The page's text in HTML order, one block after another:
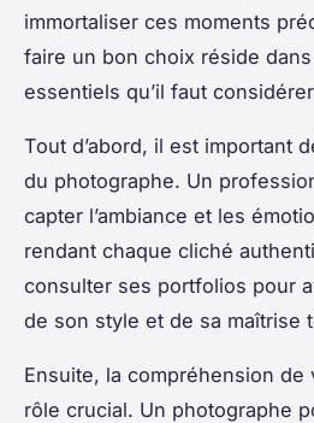
immortaliser ces moments
faire un bon choix réside
essentiels qu’il faut
Tout d’abord, il est important
du photographe. Un
capter l’ambiance et les
rendant chaque cliché
consulter ses portfolios pour
de son style et de sa maîtrise
Ensuite, la compréhension de
rôle crucial. Un photographe